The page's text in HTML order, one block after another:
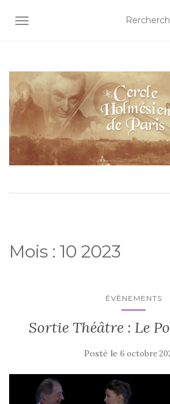
AFFICHER/MASQUER LA
Mois : 10 2023
ÉVÈNEMENTS
Sortie Théâtre : Le
Posté le 6 octobre